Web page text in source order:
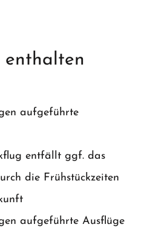
enthalten
aufgeführte
entfällt ggf. das
die Frühstückzeiten
aufgeführte Ausflüge